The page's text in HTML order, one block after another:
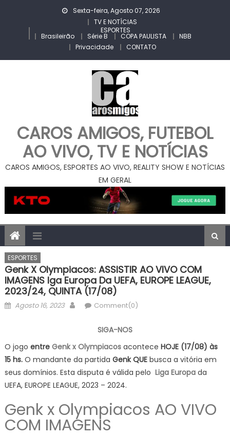
Sexta-feira, Agosto 07, 2026
TV E NOTÍCIAS
ESPORTES
Brasileirão Série B COPA PAULISTA
NBB
Privacidade
CONTATO
CAROS AMIGOS, FUTEBOL
AO VIVO, TV E NOTÍCIAS
CAROS AMIGOS, ESPORTES AO VIVO, REALITY SHOW E NOTÍCIAS
EM GERAL
ESPORTES
Genk X Olympiacos: ASSISTIR AO VIVO COM
IMAGENS Iga Europa Da UEFA, EUROPE LEAGUE,
2023/24, QUINTA (17/08)
Posted
Agosto 16, 2023 AuthorComment(0)
SIGA-NOS
O jogo entre Genk x Olympiacos acontece HOJE (17/08) às
15 hs.O mandante da partida GenkQUEbusca a vitória em
seus domínios. Esta disputa é válida pelo Liga Europada
UEFA, EUROPE LEAGUE, 2023 – 2024.
Genk x Olympiacos AO VIVO
COM IMAGENS